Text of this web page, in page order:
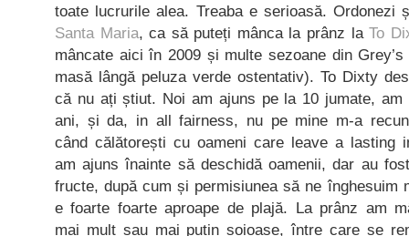
toate lucrurile alea. Treaba e serioasă. Ordonezi
Santa Maria, ca să puteți mânca la prânz laTo
mâncate aici în 2009 și multe sezoane din
masă lângă peluza verde ostentativ). To Dixty
că nu ați știut. Noi am ajuns pe la 10 jumate, am
ani, și da, in all fairness, nu pe mine m-a
când călătorești cu oameni care leave a lasting
am ajuns înainte să deschidă oamenii, dar au
fructe, după cum și permisiunea să ne înghesuim
e foarte foarte aproape de plajă. La prânz am
mai mult sau mai puțin soioase, între care se